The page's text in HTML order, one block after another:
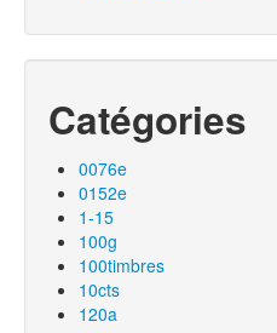
Catégories
0076e
0152e
1-15
100g
100timbres
10cts
120a